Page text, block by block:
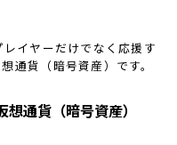
イヤーだけでなく応援す
通貨（暗号資産）です。
通貨（暗号資産）